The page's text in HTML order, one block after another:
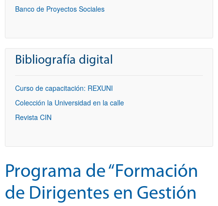
Banco de Proyectos Sociales
Bibliografía digital
Curso de capacitación: REXUNI
Colección la Universidad en la calle
Revista CIN
Programa de “Formación
de Dirigentes en Gestión